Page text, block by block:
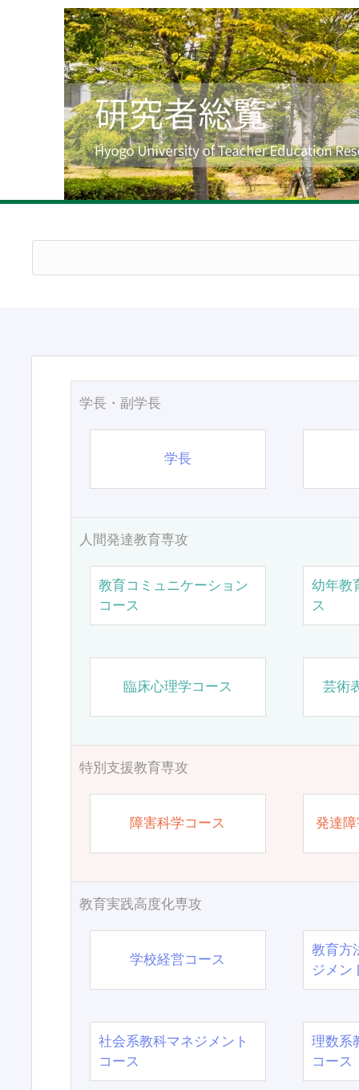
学長・副学長
学長
人間発達教育専攻
教育コミュニケーション
コース
幼年教
ス
臨床心理学コース 芸術
特別支援教育専攻
障害科学コース 発達
教育実践高度化専攻
学校経営コース
教育方
ジメン
社会系教科マネジメント
コース
理数系
コース